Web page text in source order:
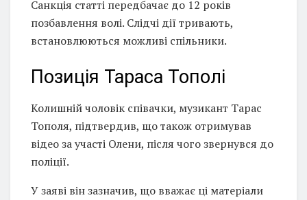
Санкція статті передбачає до 12 років
позбавлення волі. Слідчі дії тривають,
встановлюються можливі спільники.
Позиція Тараса Тополі
Колишній чоловік співачки, музикант Тарас
Тополя, підтвердив, що також отримував
відео за участі Олени, після чого звернувся до
поліції.
У заяві він зазначив, що вважає ці матеріали